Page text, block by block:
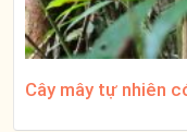
Cây mây tự nhiên